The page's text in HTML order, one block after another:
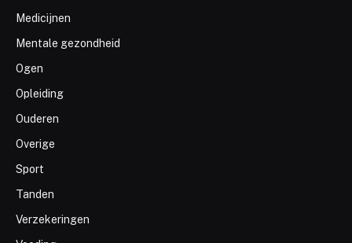
Medicijnen
Mentale gezondheid
Ogen
Opleiding
Ouderen
Overige
Sport
Tanden
Verzekeringen